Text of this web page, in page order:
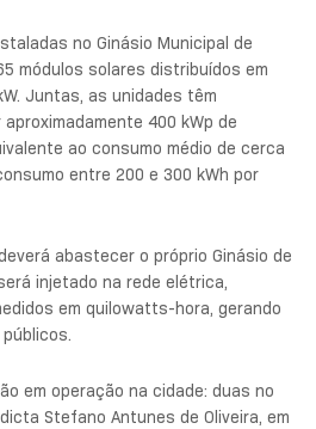
no Ginásio Municipal de
módulos solares distribuídos em
Juntas, as unidades têm
400 kWp de
ao consumo médio de cerca
entre 200 e 300 kWh por
abastecer o próprio Ginásio de
injetado na rede elétrica,
em quilowatts-hora, gerando
em operação na cidade: duas no
Stefano Antunes de Oliveira, em